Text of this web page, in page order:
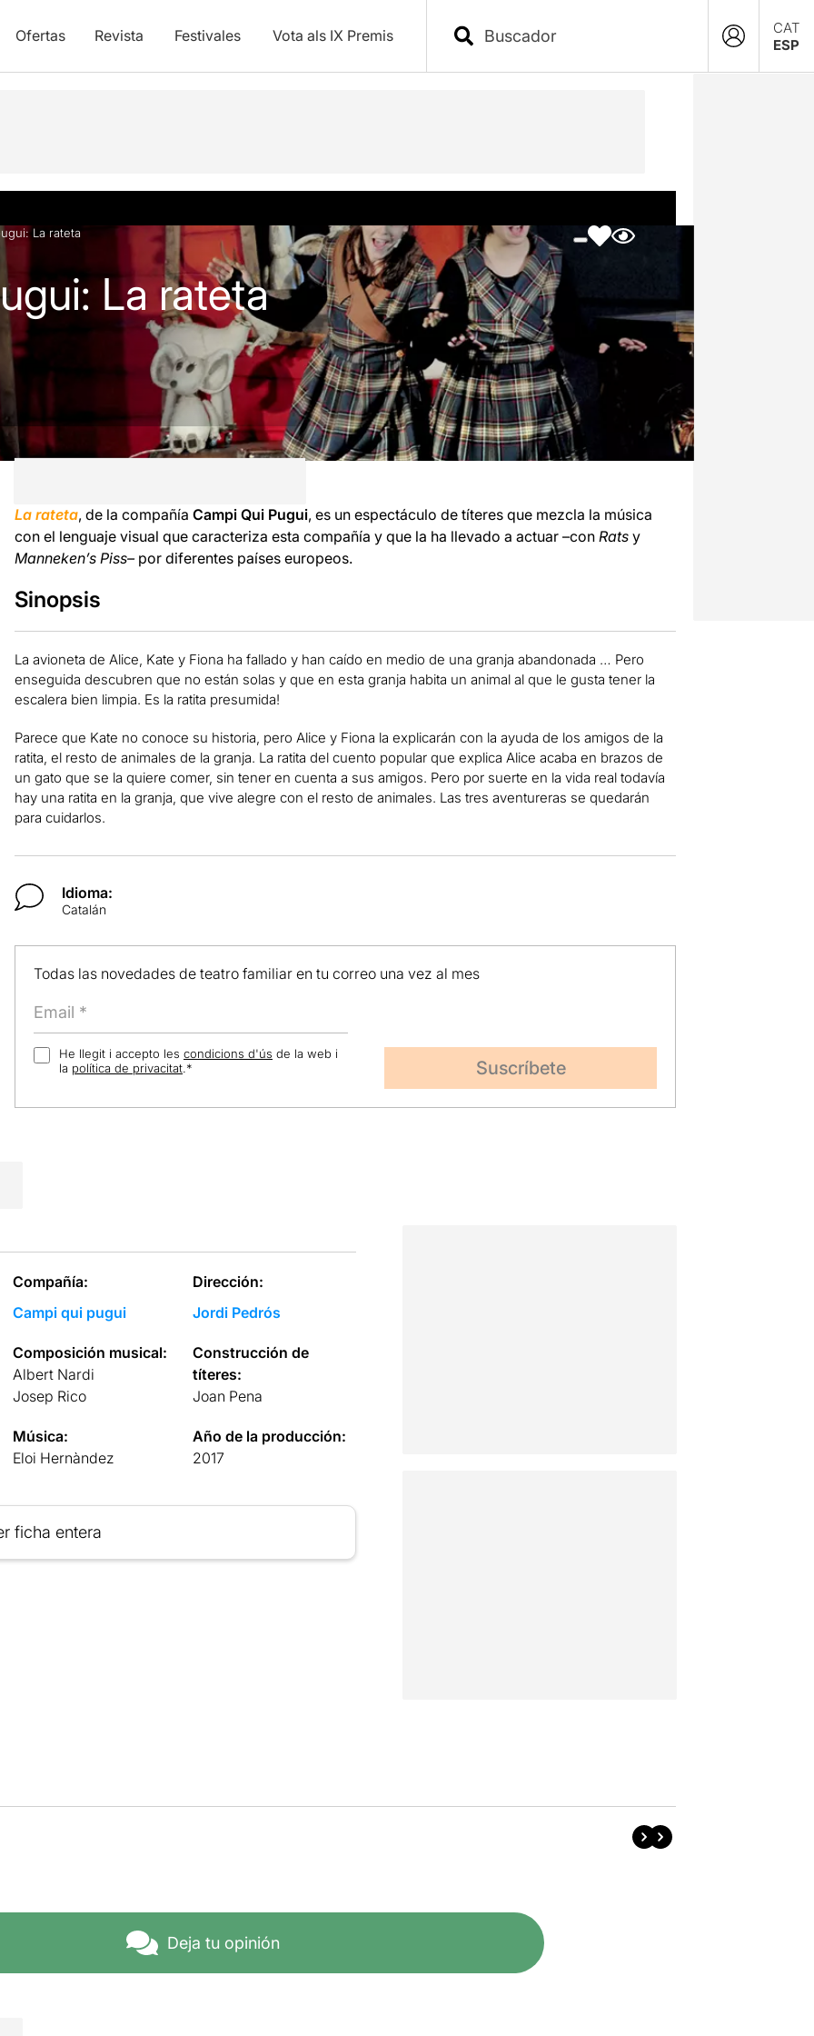
Ofertas Revista Festivales Vota als IX Premis
CAT
ESP
vídeos
La rateta
La rateta
La rateta, de la compañía Campi Qui Pugui, es un espectáculo de títeres que mezcla la música
con el lenguaje visual que caracteriza esta compañía y que la ha llevado a actuar –con Ratsy
Manneken’s Piss–por diferentes países europeos.
Sinopsis
La avioneta de Alice, Kate y Fiona ha fallado y han caído en medio de una granja abandonada … Pero
enseguida descubren que no están solas y que en esta granja habita un animal al que le gusta tener la
escalera bien limpia. Es la ratita presumida!
Parece que Kate no conoce su historia, pero Alice y Fiona la explicarán con la ayuda de los amigos de la
ratita, el resto de animales de la granja. La ratita del cuento popular que explica Alice acaba en brazos de
un gato que se la quiere comer, sin tener en cuenta a sus amigos. Pero por suerte en la vida real todavía
hay una ratita en la granja, que vive alegre con el resto de animales. Las tres aventureras se quedarán
para cuidarlos.
Idioma:
Catalán
Todas las novedades de teatro familiar en tu correo una vez al mes
He llegit i accepto les condicions d'ús de la web i
la política de privacitat.*
Compañía:
Campi qui pugui
Dirección:
Jordi Pedrós
Composición musical:
Albert Nardi
Josep Rico
Construcción de
títeres:
Joan Pena
Música:
Eloi Hernàndez
Año de la producción:
2017
ficha entera
Deja tu opinión